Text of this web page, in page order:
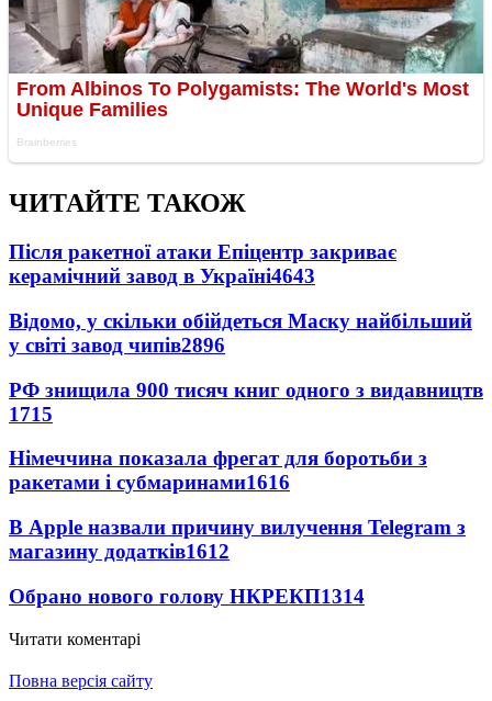
ЧИТАЙТЕ ТАКОЖ
Після ракетної атаки Епіцентр закриває
керамічний завод в Україні4643
Відомо, у скільки обійдеться Маску найбільший
у світі завод чипів2896
РФ знищила 900 тисяч книг одного з видавництв
1715
Німеччина показала фрегат для боротьби з
ракетами і субмаринами1616
В Apple назвали причину вилучення Telegram з
магазину додатків1612
Обрано нового голову НКРЕКП1314
Читати коментарі
Повна версія сайту